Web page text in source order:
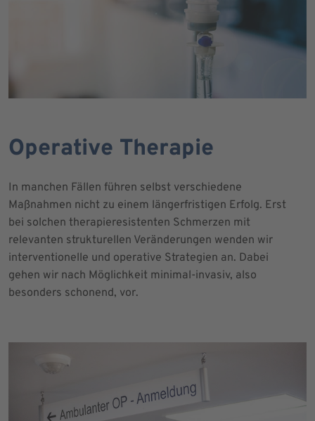
Operative Therapie
In manchen Fällen führen selbst verschiedene
Maßnahmen nicht zu einem längerfristigen Erfolg. Erst
bei solchen therapieresistenten Schmerzen mit
relevanten strukturellen Veränderungen wenden wir
interventionelle und operative Strategien an. Dabei
gehen wir nach Möglichkeit minimal-invasiv, also
besonders schonend, vor.